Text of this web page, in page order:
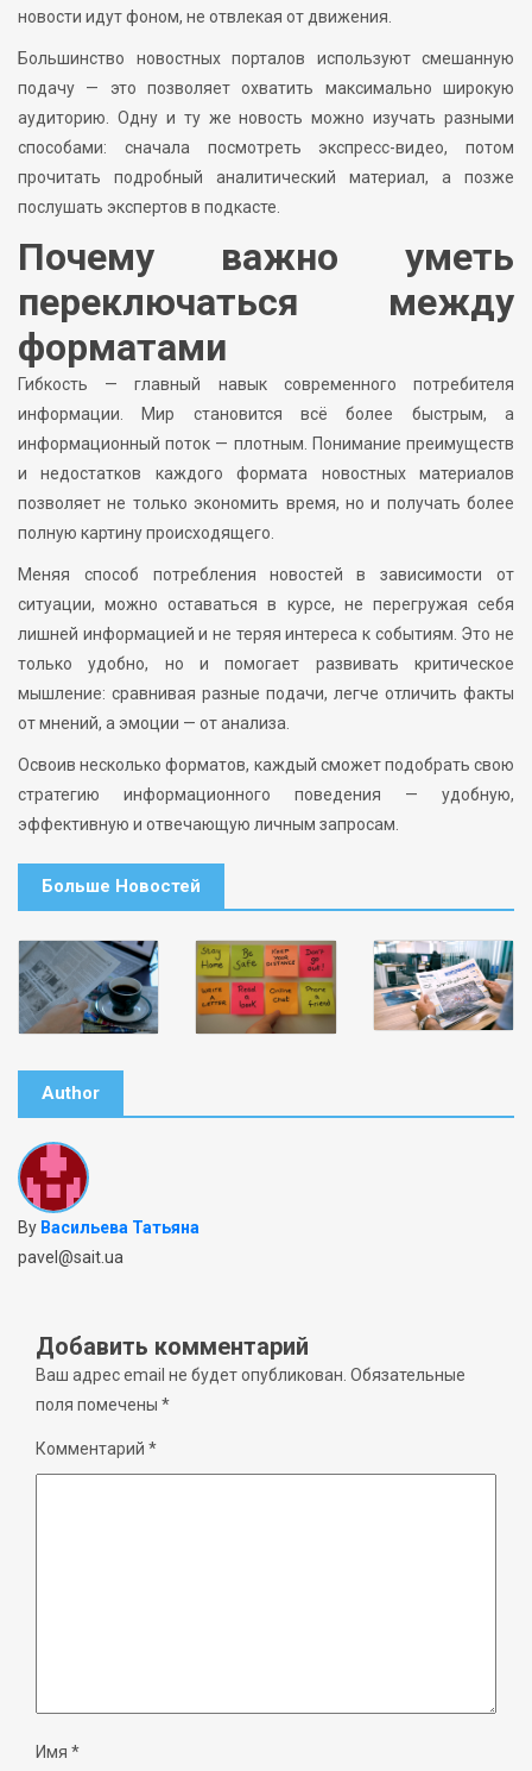
новости идут фоном, не отвлекая от движения.
Большинство новостных порталов используют смешанную
подачу — это позволяет охватить максимально широкую
аудиторию. Одну и ту же новость можно изучать разными
способами: сначала посмотреть экспресс-видео, потом
прочитать подробный аналитический материал, а позже
послушать экспертов в подкасте.
Почему важно уметь
переключаться между
форматами
Гибкость — главный навык современного потребителя
информации. Мир становится всё более быстрым, а
информационный поток — плотным. Понимание преимуществ
и недостатков каждого формата новостных материалов
позволяет не только экономить время, но и получать более
полную картину происходящего.
Меняя способ потребления новостей в зависимости от
ситуации, можно оставаться в курсе, не перегружая себя
лишней информацией и не теряя интереса к событиям. Это не
только удобно, но и помогает развивать критическое
мышление: сравнивая разные подачи, легче отличить факты
от мнений, а эмоции — от анализа.
Освоив несколько форматов, каждый сможет подобрать свою
стратегию информационного поведения — удобную,
эффективную и отвечающую личным запросам.
Больше Новостей
Author
By Васильева Татьяна
pavel@sait.ua
Добавить комментарий
Ваш адрес email не будет опубликован. Обязательные
поля помечены *
Комментарий *
Имя *